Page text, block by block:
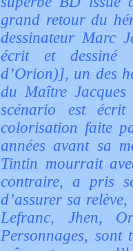
grand retour du
dessinateur Marc
écrit et dessiné
d’Orion)], un des
du Maître
scénario est
colorisation faite
années avant sa
Tintin mourrait
contraire, a pris
d’assurer sa
Lefranc, Jhen,
Personnages,